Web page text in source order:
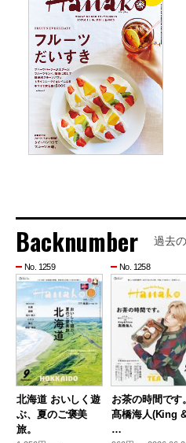
Backnumber 過去
No. 1259
北海道 おいしく遊
ぶ、夏のご褒美
旅。
No. 1258
お茶の時間です
髙橋海人(King
…